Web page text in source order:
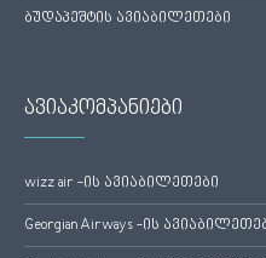
ბუდაპეშტის ავიაბილეთები
ავიაკომპანიები
wizz air -ის ავიაბილეთები
Georgian Airways -ის